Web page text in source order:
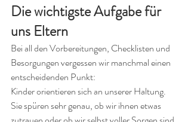
Die wichtigste Aufgabe für
uns Eltern
Bei all den Vorbereitungen, Checklisten und
Besorgungen vergessen wir manchmal einen
entscheidenden Punkt:
Kinder orientieren sich an unserer Haltung.
Sie spüren sehr genau, ob wir ihnen etwas